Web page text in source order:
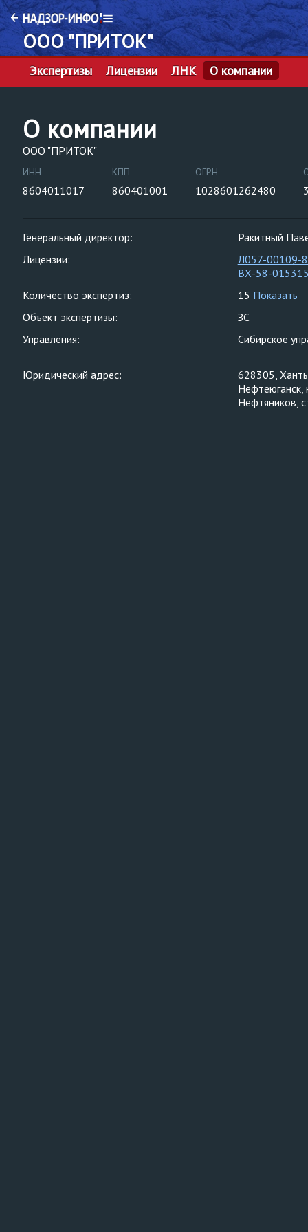
ООО "ПРИТОК"
Экспертизы Лицензии ЛНК О компании
О компании
ООО "ПРИТОК"
ИНН
8604011017
КПП
860401001
ОГРН
1028601262480
Генеральный директор:
Ракитный
Лицензии:
Л057-00109-
ВХ-58-
Количество экспертиз:
15 Показать
Объект экспертизы:
ЗС
Управления:
Сибирское
Юридический адрес:
628305,
Нефтеюганск,
Нефтяников,